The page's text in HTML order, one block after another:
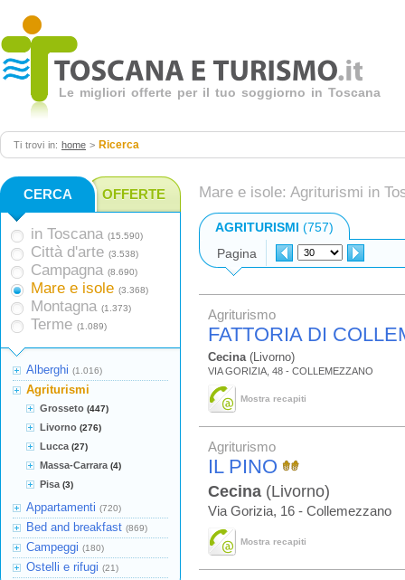
Le migliori offerte per il tuo soggiorno in Toscana
Ti trovi in: home > Ricerca
Mare e isole: Agriturismi in
AGRITURISMI (757)
Pagina
Agriturismo
FATTORIA DI
Cecina(Livorno)
VIA GORIZIA, 48 - COLLEMEZZANO
Mostra recapiti
Agriturismo
IL PINO
Cecina (Livorno)
Via Gorizia, 16 - Collemezzano
Mostra recapiti
CERCA OFFERTE
in Toscana (15.590)
Città d'arte (3.538)
Campagna (8.690)
Mare e isole (3.368)
Montagna (1.373)
Terme (1.089)
Alberghi (1.016)
Agriturismi
Grosseto (447)
Livorno (276)
Lucca (27)
Massa-Carrara (4)
Pisa (3)
Appartamenti (720)
Bed and breakfast (869)
Campeggi (180)
Ostelli e rifugi (21)